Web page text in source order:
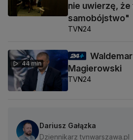
nie uwierzę, że
samobójstwo"
TVN24
44 min
Magierowski
TVN24
Dariusz Gałązka
Dziennikarz tvnwarszawa.pl